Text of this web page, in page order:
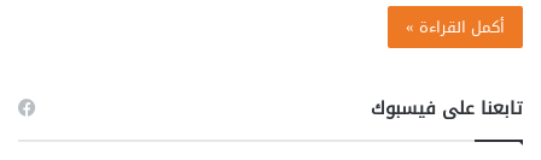
أكمل القراءة »
تابعنا على فيسبوك